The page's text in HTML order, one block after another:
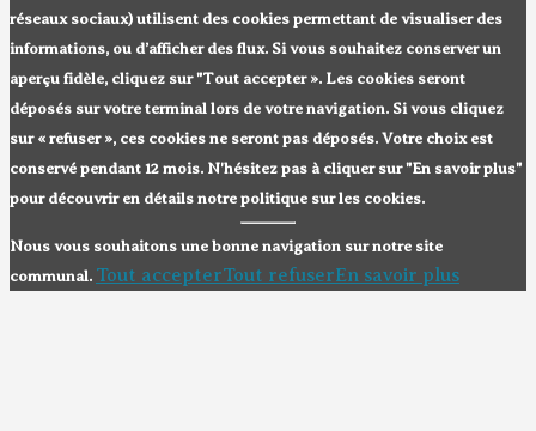
réseaux sociaux) utilisent des cookies permettant de visualiser des
informations, ou d’afficher des flux. Si vous souhaitez conserver un
aperçu fidèle, cliquez sur "Tout accepter ». Les cookies seront
déposés sur votre terminal lors de votre navigation. Si vous cliquez
sur « refuser », ces cookies ne seront pas déposés. Votre choix est
conservé pendant 12 mois. N'hésitez pas à cliquer sur "En savoir plus"
pour découvrir en détails notre politique sur les cookies.
Nous vous souhaitons une bonne navigation sur notre site
communal. Tout accepterTout refuserEn savoir plus